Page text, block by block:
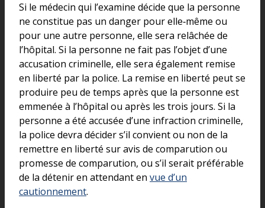
Si le médecin qui l’examine décide que la personne
ne constitue pas un danger pour elle‑même ou
pour une autre personne, elle sera relâchée de
l’hôpital. Si la personne ne fait pas l’objet d’une
accusation criminelle, elle sera également remise
en liberté par la police. La remise en liberté peut se
produire peu de temps après que la personne est
emmenée à l’hôpital ou après les trois jours. Si la
personne a été accusée d’une infraction criminelle,
la police devra décider s’il convient ou non de la
remettre en liberté sur avis de comparution ou
promesse de comparution, ou s’il serait préférable
de la détenir en attendant en vue d’un
cautionnement.